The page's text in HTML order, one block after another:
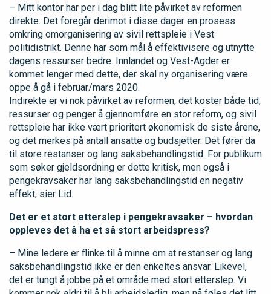
– Mitt kontor har per i dag blitt lite påvirket av reformen
direkte. Det foregår derimot i disse dager en prosess
omkring omorganisering av sivil rettspleie i Vest
politidistrikt. Denne har som mål å effektivisere og utnytte
dagens ressurser bedre. Innlandet og Vest-Agder er
kommet lenger med dette, der skal ny organisering være
oppe å gå i februar/mars 2020.
Indirekte er vi nok påvirket av reformen, det koster både tid,
ressurser og penger å gjennomføre en stor reform, og sivil
rettspleie har ikke vært prioritert økonomisk de siste årene,
og det merkes på antall ansatte og budsjetter. Det fører da
til store restanser og lang saksbehandlingstid. For publikum
som søker gjeldsordning er dette kritisk, men også i
pengekravsaker har lang saksbehandlingstid en negativ
effekt, sier Lid.
Det er et stort etterslep i pengekravsaker – hvordan
oppleves det å ha et så stort arbeidspress?
– Mine ledere er flinke til å minne om at restanser og lang
saksbehandlingstid ikke er den enkeltes ansvar. Likevel,
det er tungt å jobbe på et område med stort etterslep. Vi